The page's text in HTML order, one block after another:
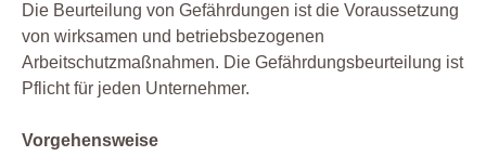
Die Beurteilung von Gefährdungen ist die Voraussetzung
von wirksamen und betriebsbezogenen
Arbeitschutzmaßnahmen. Die Gefährdungsbeurteilung ist
Pflicht für jeden Unternehmer.
Vorgehensweise